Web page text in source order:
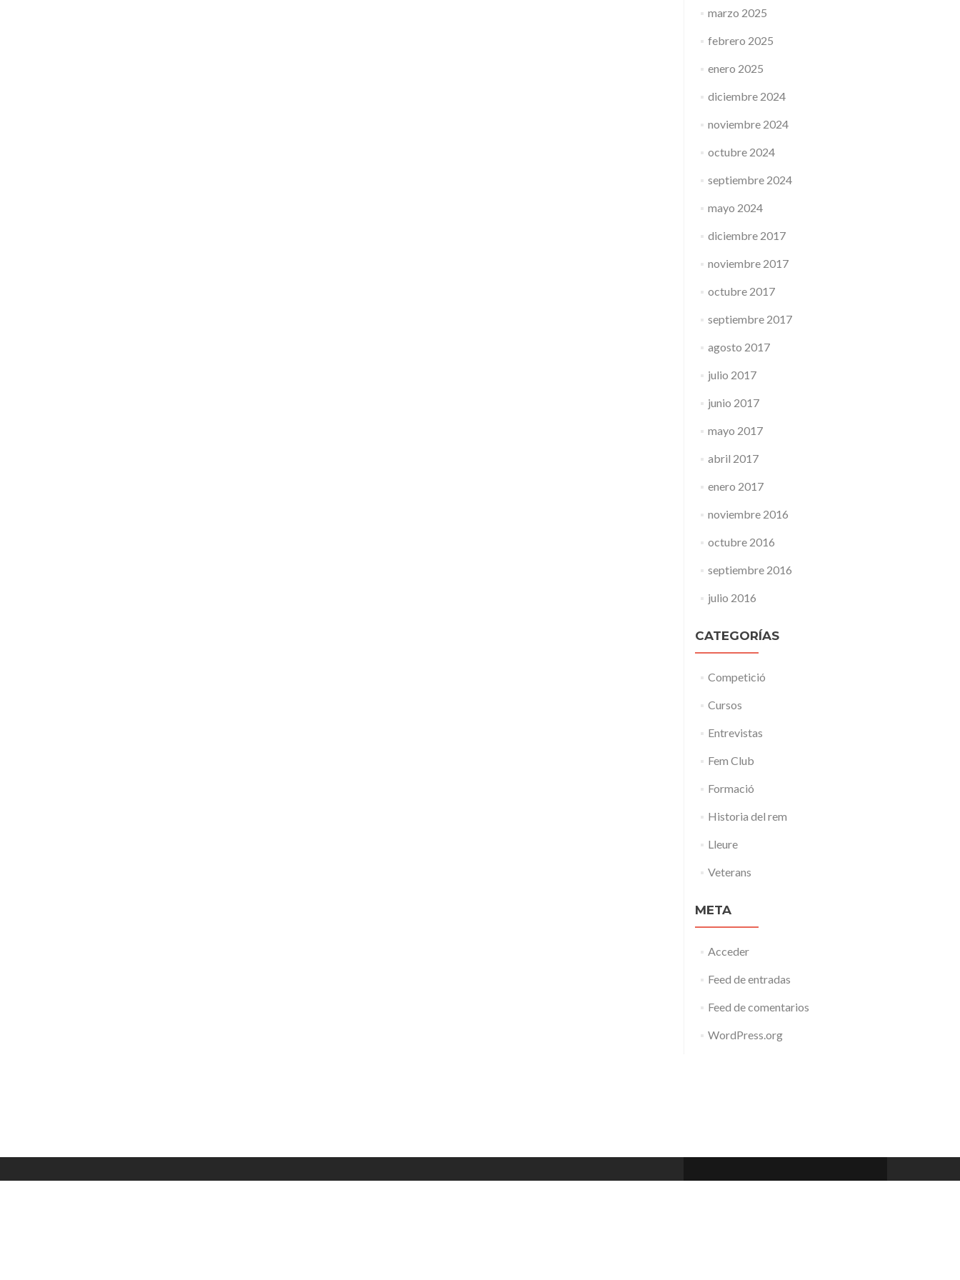
marzo 2025
febrero 2025
enero 2025
diciembre 2024
noviembre 2024
octubre 2024
septiembre 2024
mayo 2024
diciembre 2017
noviembre 2017
octubre 2017
septiembre 2017
agosto 2017
julio 2017
junio 2017
mayo 2017
abril 2017
enero 2017
noviembre 2016
octubre 2016
septiembre 2016
julio 2016
CATEGORÍAS
Competició
Cursos
Entrevistas
Fem Club
Formació
Historia del rem
Lleure
Veterans
META
Acceder
Feed de entradas
Feed de comentarios
WordPress.org